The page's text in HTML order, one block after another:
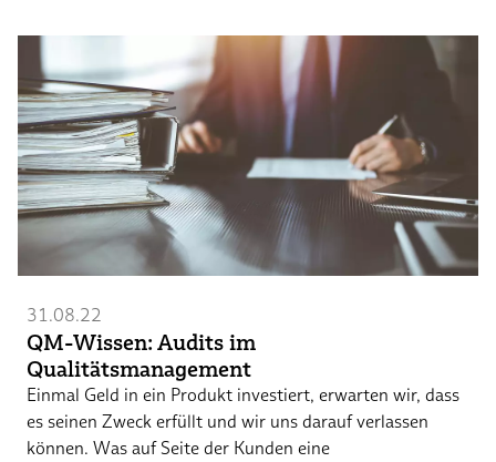
31.08.22
QM-Wissen: Audits im
Qualitätsmanagement
Einmal Geld in ein Produkt investiert, erwarten wir, dass
es seinen Zweck erfüllt und wir uns darauf verlassen
können. Was auf Seite der Kunden eine